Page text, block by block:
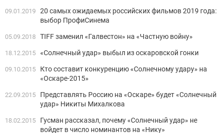
09.01.2019 20 самых ожидаемых российских фильмов 2019 года:
выбор ПрофиСинема
05.09.2018 TIFF заменил «Галвестон» на «Частную войну»
18.12.2015 «Солнечный удар» выбыл из оскаровской гонки
09.10.2015
Кто составит конкуренцию «Солнечному удару» на
«Оскаре-2015»
22.09.2015
Представлять Россию на «Оскаре» будет «Солнечный
удар» Никиты Михалкова
18.02.2015
Гусман рассказал, почему «Солнечный удар» не
войдет в число номинантов на «Нику»